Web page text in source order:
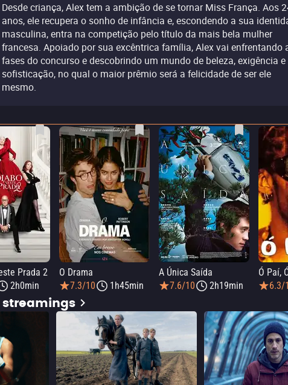
Desde criança, Alex tem a ambição de se tornar Miss França. Aos
anos, ele recupera o sonho de infância e, escondendo a sua
masculina, entra na competição pelo título da mais bela mulher
francesa. Apoiado por sua excêntrica família, Alex vai enfrentando
fases do concurso e descobrindo um mundo de beleza, exigência e
sofisticação, no qual o maior prêmio será a felicidade de ser ele
mesmo.
Prada 2
2h0min
O Drama
7.3/10
1h45min
A Única Saída
7.6/10
2h19min
Ó Paí,
6.3/